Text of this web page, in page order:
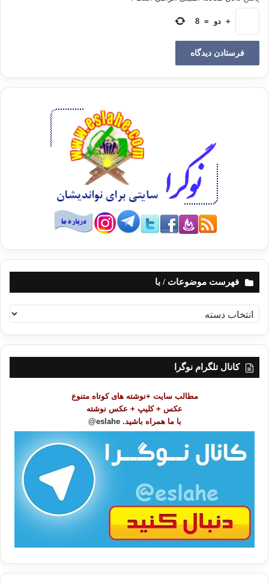
*(ثمّ لترونّها عین الیقین)*(7) به آن نزدیک می شوید و به گونه ای آن را مشاهده
می کنید که جای هیچ شک و تردیدی نمی ماند. با چشم یقین آن را می بینید و به
آماده شده است و راه نجات و چاره ای نیست. این را بدانید که در آن روز در باره
همه نعمتهایی که به مشا بخشیده شده مورد سئوال قرار خواهید گرفت:
منبع: بندگی خدا
مولف : استاد ناصر سبحانی
مترجم: جهانگیر ولدبیگی
انتشارات: امام غزالی سنندج
متخلص : متین لطفی
+ دو =
8
فهرست موضوعات / با
ه
ر
کانال تلگرام نوگرا
مطالب سایت +نوشته های کوتاه متنوع
عکس + کلیپ + عکس نوشته
با ما همراه باشید. eslahe@